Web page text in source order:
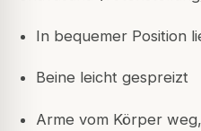
In bequemer Position
Beine leicht gespreizt
Arme vom Körper